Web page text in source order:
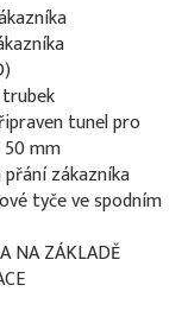
tunel pro
mm
zákazníka
tyče ve spodním
NA ZÁKLADĚ